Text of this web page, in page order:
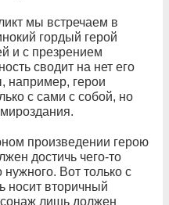
мы встречаем в
гордый герой
и с презрением
сводит на нет его
например, герои
с сами с собой, но
произведении герою
достичь чего-то
нужного. Вот только с
носит вторичный
лишь должен